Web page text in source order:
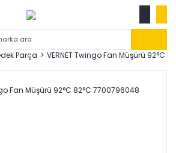
Parça VERNET Twingo Fan Müşürü 92°C